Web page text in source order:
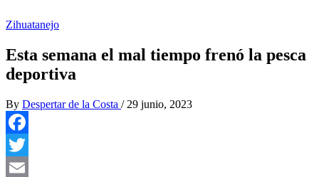
Zihuatanejo
Esta semana el mal tiempo frenó la pesca
deportiva
By Despertar de la Costa / 29 junio, 2023
Facebook
Twitter